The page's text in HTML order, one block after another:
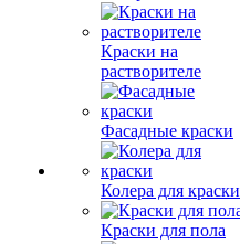
Краски на
растворителе
Фасадные краски
Колера для краски
Краски для пола